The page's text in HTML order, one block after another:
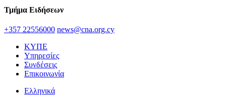
Τμήμα Ειδήσεων
+357 22556000 news@cna.org.cy
ΚΥΠΕ
Υπηρεσίες
Συνδέσεις
Επικοινωνία
Ελληνικά